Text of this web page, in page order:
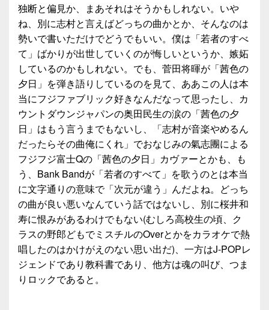
独断と偏見か、まあそれはそうかもしれない。いや
ね、別に志村と言えばどっちの曲かとか、そんなのは
勢いで書いただけでどうでもいい。僕は「若者のすべ
て」ばかりが出世していくのが悔しいというか、嫉妬
しているのかもしれない。でも、菅田将暉が「茜色の
夕日」を弾き語りしているのを見て、ああこの人は本
当にフジファブリック好きなんだなって思ったし、カ
ウントダウンジャパンの奥田民生の涙の「茜色の夕
日」はもう言うまでもないし、「志村が音楽やめるん
だったらその曲俺にくれ」でおなじみの氣志團による
フジフジ富士Qの「茜色の夕日」カヴァーとかも、も
う、Bank Bandが「若者のすべて」を歌うのとは本当
に文字通りの意味で「次元が違う」んだよね。どっち
の曲が良い悪いなんていう話ではないし、別に桜井和
寿に恨みがあるわけでもない(むしろ高校生の頃、ク
ラスの野郎どもでミスチルのOverとかをカラオケで熱
唱したのはかけがえのない思い出だ)、一方はJ-POPレ
ジェンドであり教科書であり、他方は魂の叫び、つま
りロックであると。